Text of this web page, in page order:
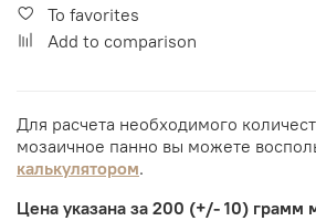
To favorites
Add to comparison
Для расчета необходимого
мозаичное панно вы можете
калькулятором.
Цена указана за 200 (+/- 10) грамм